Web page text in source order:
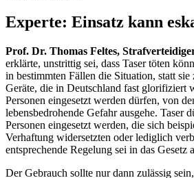
Experte: Einsatz kann
Prof. Dr. Thomas Feltes,
erklärte, unstrittig sei, dass Tasertöten
in bestimmten Fällen die Situation, statt sie
Geräte, die in Deutschland fast glorifiziert
Personen eingesetzt werden dürfen, von
lebensbedrohende Gefahr ausgehe. Taser
Personen eingesetzt werden, die sich
Verhaftung widersetzten oder lediglich
entsprechende Regelung sei in das Gesetz
Der Gebrauch sollte nur dann zulässig